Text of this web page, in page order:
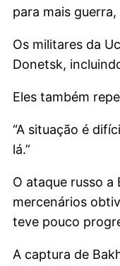
para mais
Os militares da
Donetsk,
Eles também
“A situação é
lá.”
O ataque russo
mercenários
teve pouco
A captura de